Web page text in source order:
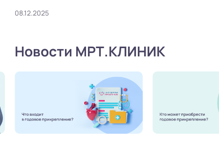
08.12.2025
Новости МРТ.КЛИНИК